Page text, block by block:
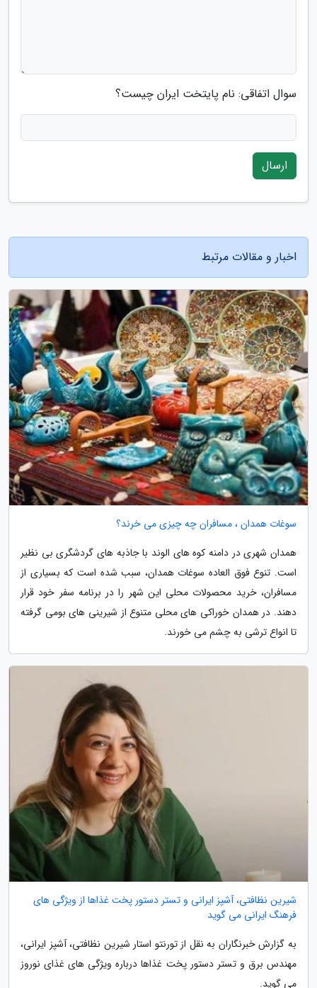
سوال اتفاقی: نام پایتخت ایران چیست؟
ارسال
اخبار و مقالات مرتبط
سوغات همدان ، مسافران چه چیزی می خرند؟
همدان شهری در دامنه کوه های الوند با جاذبه های گردشگری بی نظیر
است. تنوع فوق العاده سوغات همدان، سبب شده است که بسیاری از
مسافران، خرید محصولات محلی این شهر را در برنامه سفر خود قرار
دهند. در همدان خوراکی های محلی متنوع از شیرینی های بومی گرفته
تا انواع ترشی به چشم می خورند.
شیرین نظافتی، آشپز ایرانی و تستر دستور پخت غذاها از ویژگی های
فرهنگ ایرانی می گوید
به گزارش خبرنگاران به نقل از تورنتو استار شیرین نظافتی، آشپز ایرانی،
مهندس برق و تستر دستور پخت غذاها درباره ویژگی های غذای نوروز
می گوید.